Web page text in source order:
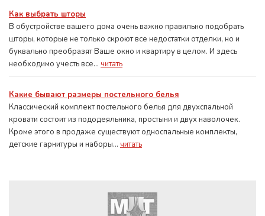
Как выбрать шторы
В обустройстве вашего дома очень важно правильно подобрать
шторы, которые не только скроют все недостатки отделки, но и
буквально преобразят Ваше окно и квартиру в целом. И здесь
необходимо учесть все... читать
Какие бывают размеры постельного белья
Классический комплект постельного белья для двухспальной
кровати состоит из пододеяльника, простыни и двух наволочек.
Кроме этого в продаже существуют односпальные комплекты,
детские гарнитуры и наборы... читать